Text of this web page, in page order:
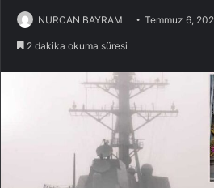
NURCAN BAYRAM Temmuz 6,
2 dakika okuma süresi